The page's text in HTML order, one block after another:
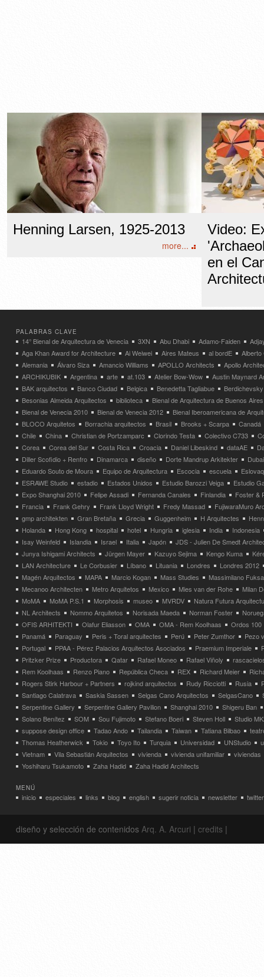
Henning Larsen, 1925-2013
more...
Video:
en el
PALABRAS CLAVE
14° Bienal de Arquitectura de Venecia 3XN Abu Dhabi Adamo-Faiden
Aga Khan Award for Architecture
Ai Weiwei Aires Mateus al bordE
Alberto
Alemania
Álvaro Siza Amancio Williams APOLLO Architects
Apollo
ARCHIKUBIK
Argentina arte at.103 Atelier Bow-Wow
Austin Maynard
BAK arquitectos
Banco Ciudad Belgica Benedetta Tagliabue
Besonias Almeida Arquitectos
biblioteca
Bienal de Arquitectura de Buenos Aires
Bienal de Venecia 2010
Bienal de Venecia 2012
Bienal Iberoamericana de
BLOCO Arquitetos
Borrachia arquitectos Brasil Brooks + Scarpa
Canadá
Chile
China Christian de Portzamparc Clorindo Testa Colectivo C733
Corea
Corea del Sur Costa Rica Croacia Daniel Libeskind dataAE
Diller Scofidio + Renfro
Dinamarca diseño Dorte Mandrup Arkitekter
Dubai
Eduardo Souto de Moura
Equipo de Arquitectura Escocia escuela
ESRAWE Studio
estadio Estados Unidos Estudio Barozzi Veiga
Estudio
Expo Shanghai 2010
Felipe Assadi Fernanda Canales Finlandia
Foster &
Francia
Frank Gehry Frank Lloyd Wright Fredy Massad
FujiwaraMuro
gmp architekten
Gran Bretaña Grecia Guggenheim H Arquitectes
Holanda
Hong Kong hospital hotel Hungria iglesia India
Indonesia
Isay Weinfeld
Islandia Israel Italia Japón
JDS - Julien De Smedt
Junya Ishigami Architects
Jürgen Mayer Kazuyo Sejima Kengo Kuma
LAN Architecture
Le Corbusier Líbano Lituania Londres
Londres 2012
Magén Arquitectos
MAPA Marcio Kogan Mass Studies
Massimilano
Mecanoo Architecten
Metro Arquitetos Mexico Mies van der Rohe
Milan
MoMA
MoMA P.S.1 Morphosis museo MVRDV
Natura Futura
NL Architects
Nommo Arquitetos Norisada Maeda Norman Foster
OFIS ARHITEKTI
Olafur Eliasson OMA OMA - Rem Koolhaas
Ordos 100
Panamá
Paraguay Peris + Toral arquitectes Perú Peter Zumthor
Pezo
Portugal
PPAA - Pérez Palacios Arquitectos Asociados Praemium Imperiale
Pritzker Prize
Productora Qatar Rafael Moneo Rafael Viñoly
Rem Koolhaas
Renzo Piano República Checa REX Richard Meier
Rogers Stirk Harbour + Partners
rojkind arquitectos Rudy Ricciotti Rusia
Santiago Calatrava
Saskia Sassen Selgas Cano Arquitectos SelgasCano
Serpentine Gallery
Serpentine Gallery Pavilion Shanghai 2010
Shigeru Ban
Solano Benítez
SOM Sou Fujimoto Stefano Boeri Steven Holl
Studio
suppose design office
Tadao Ando Tailandia Taiwan Tatiana Bilbao
Thomas Heatherwick
Tokio Toyo Ito Turquia Universidad UNStudio
Vietnam
Vila Sebastián Arquitectos vivienda vivienda unifamiliar
viviendas
Yoshiharu Tsukamoto
Zaha Hadid Zaha Hadid Architects
MENÚ
inicio especiales links blog english sugerir noticia newsletter twitter
diseño y selección de contenidos Arq. A. Arcuri | credits |